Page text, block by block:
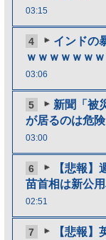
03:15
4
インドの
ｗｗｗｗｗｗ
03:06
5
新聞「被
が居るのは危
03:00
6
【悲報
苗首相は新公
02:51
7
【悲報